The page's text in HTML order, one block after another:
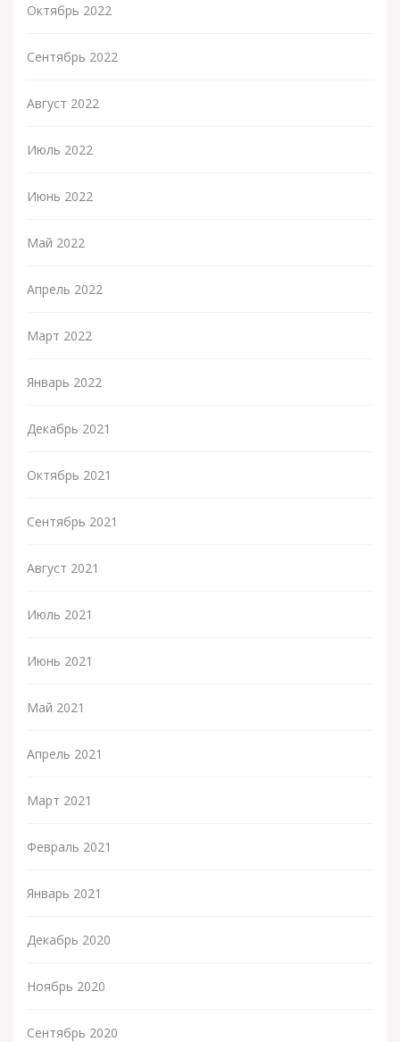
Октябрь 2022
Сентябрь 2022
Август 2022
Июль 2022
Июнь 2022
Май 2022
Апрель 2022
Март 2022
Январь 2022
Декабрь 2021
Октябрь 2021
Сентябрь 2021
Август 2021
Июль 2021
Июнь 2021
Май 2021
Апрель 2021
Март 2021
Февраль 2021
Январь 2021
Декабрь 2020
Ноябрь 2020
Сентябрь 2020